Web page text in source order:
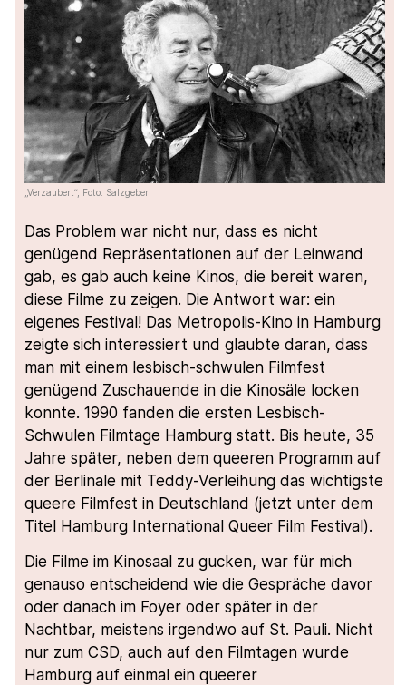
„Verzaubert“, Foto: Salzgeber
Das Problem war nicht nur, dass es nicht
genügend Repräsentationen auf der Leinwand
gab, es gab auch keine Kinos, die bereit waren,
diese Filme zu zeigen. Die Antwort war: ein
eigenes Festival! Das Metropolis-Kino in Hamburg
zeigte sich interessiert und glaubte daran, dass
man mit einem lesbisch-schwulen Filmfest
genügend Zuschauende in die Kinosäle locken
konnte. 1990 fanden die ersten Lesbisch-
Schwulen Filmtage Hamburg statt. Bis heute, 35
Jahre später, neben dem queeren Programm auf
der Berlinale mit Teddy-Verleihung das wichtigste
queere Filmfest in Deutschland (jetzt unter dem
Titel Hamburg International Queer Film Festival).
Die Filme im Kinosaal zu gucken, war für mich
genauso entscheidend wie die Gespräche davor
oder danach im Foyer oder später in der
Nachtbar, meistens irgendwo auf St. Pauli. Nicht
nur zum CSD, auch auf den Filmtagen wurde
Hamburg auf einmal ein queerer